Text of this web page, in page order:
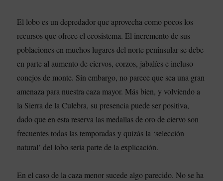
El lobo es un depredador que aprovecha como pocos los
recursos que ofrece el ecosistema. El incremento de sus
poblaciones en muchos lugares del norte peninsular se debe
en parte al aumento de ciervos, corzos, jabalíes e incluso
conejos de monte. Sin embargo, no parece que sea una gran
amenaza para nuestra caza mayor. Más bien, y volviendo a
la Sierra de la Culebra, su presencia puede ser positiva,
dado que en esta reserva las medallas de oro de ciervo son
frecuentes todas las temporadas y quizás la ‘selección
natural’ del lobo sería parte de la explicación.
En el caso de la caza menor sucede algo parecido. No se ha